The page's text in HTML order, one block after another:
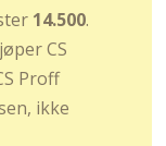
14.500.
CS
Proff
ikke